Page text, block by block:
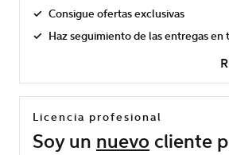
Consigue ofertas exclusivas
Haz seguimiento de las entregas en
Licencia profesional
Soy un nuevo cliente